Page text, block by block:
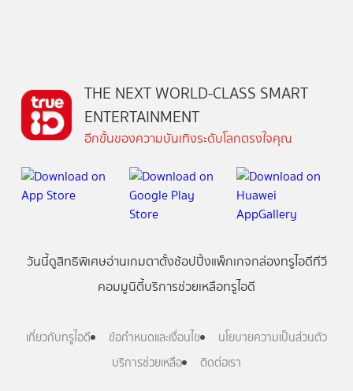
THE NEXT WORLD-CLASS SMART
ENTERTAINMENT
อีกขั้นของความบันเทิงระดับโลกตรงใจคุณ
วันนี้ดูสิทธิพิเศษอ่านเกมตาตั้งช้อปปิ้งแพ็กเกจกล่องทรูไอดีทีวี
คอมมูนิตี้บริการช่วยเหลือทรูไอดี
เกี่ยวกับทรูไอดี ข้อกำหนดและเงื่อนไข
นโยบายความเป็นส่วนตัว
บริการช่วยเหลือ
ติดต่อเรา